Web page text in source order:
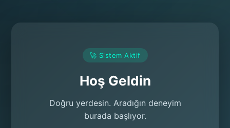
🚀 Sistem Aktif
Hoş Geldin
Doğru yerdesin. Aradığın deneyim
burada başlıyor.